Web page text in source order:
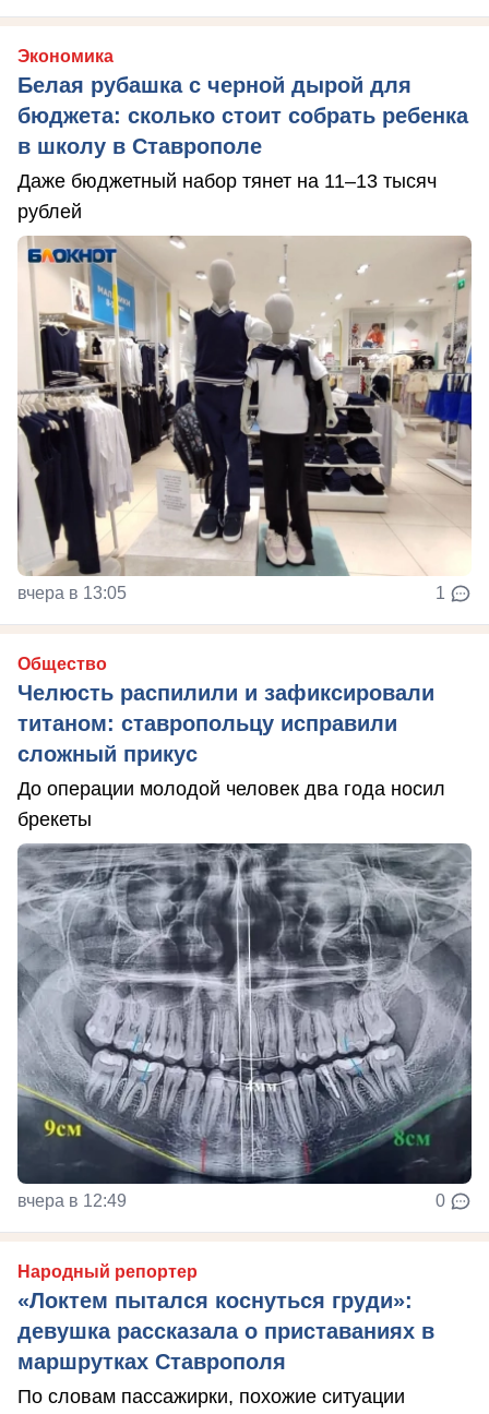
Экономика
Белая рубашка с черной дырой для
бюджета: сколько стоит собрать ребенка
в школу в Ставрополе
Даже бюджетный набор тянет на 11–13 тысяч
рублей
вчера в 13:05 1
Общество
Челюсть распилили и зафиксировали
титаном: ставропольцу исправили
сложный прикус
До операции молодой человек два года носил
брекеты
вчера в 12:49 0
Народный репортер
«Локтем пытался коснуться груди»:
девушка рассказала о приставаниях в
маршрутках Ставрополя
По словам пассажирки, похожие ситуации